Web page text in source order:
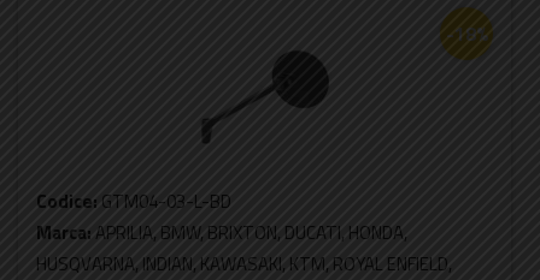
-18%
Codice: GTM04-03-L-BD
Marca:APRILIA, BMW, BRIXTON, DUCATI, HONDA,
HUSQVARNA, INDIAN, KAWASAKI, KTM, ROYAL ENFIELD,